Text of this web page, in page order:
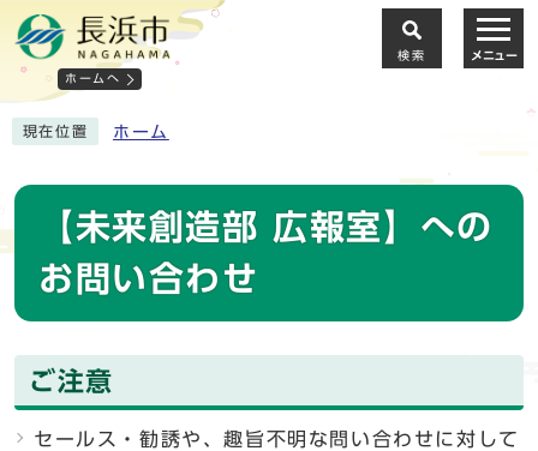
ホームへ
検索 メニュー
現在位置 ホーム
【未来創造部 広報室】への
お問い合わせ
ご注意
セールス・勧誘や、趣旨不明な問い合わせに対して